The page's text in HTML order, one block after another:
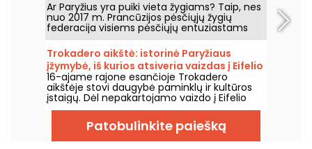
Ar Paryžius yra puiki vieta žygiams? Taip, nes
nuo 2017 m. Prancūzijos pėsčiųjų žygių
federacija visiems pėsčiųjų entuziastams
atvėrė visiškai pažymėtą maršrutą aplink
Paryžių.
Trokadero aikštė: istorinė Paryžiaus
įžymybė, iš kurios atsiveria vaizdas į Eifelio
bokštą
16-ajame rajone esančioje Trokadero
aikštėje stovi daugybė paminklų ir kultūros
įstaigų. Dėl nepakartojamo vaizdo į Eifelio
bokštą ji traukia ir turistus, ir visą gyvenimą
gyvenančius paryžiečius.
Patobulinkite paiešką